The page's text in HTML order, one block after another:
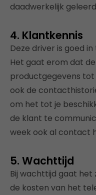
daadwerkelijk
4. Klantkennis
Deze driver is goed
Het gaat erom dat
productgegevens tot
ook de
om het tot je
de klant te
week ook al contact
5. Wachttijd
Bij wachttijd gaat het
de kosten van het